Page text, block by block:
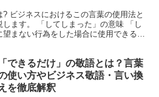
? ビジネスにおけるこの言葉の使用法と
ます。 「してしまった」の意味 「し
まない行為をした場合に使用できる言
「できるだけ」の敬語とは？言葉
使い方やビジネス敬語・言い換
を徹底解釈